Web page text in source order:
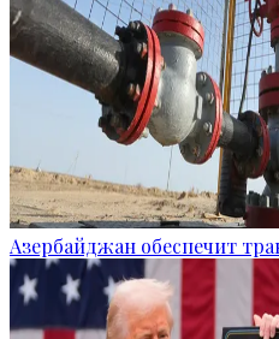
Азербайджан обеспечит